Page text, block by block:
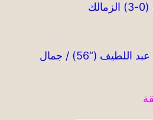
أهداف الزمالك : حسين عبد اللطيف (“56) / جمال